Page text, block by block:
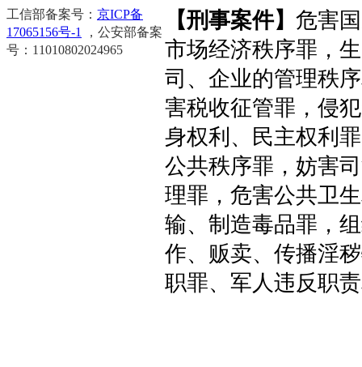
【刑事案件】 危害
市场经济秩序罪，
司、企业的管理秩
害税收征管罪，侵
身权利、民主权利
公共秩序罪，妨害
理罪，危害公共卫
输、制造毒品罪，
作、贩卖、传播淫
职罪、军人违反职
工信部备案号： 京ICP备
17065156号-1
，公安部备案
号：11010802024965